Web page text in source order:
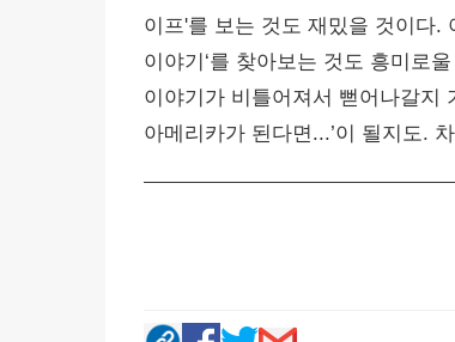
이프'를 보는 것도 재밌을 것이다.
이야기‘를 찾아보는 것도 흥미로
이야기가 비틀어져서 뻗어나갈지
아메리카가 된다면...’이 될지도.